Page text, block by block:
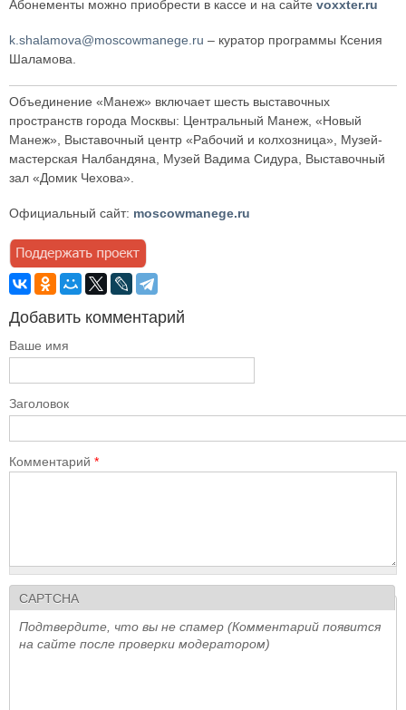
Абонементы можно приобрести в кассе и на сайте voxxter.ru
k.shalamova@moscowmanege.ru – куратор программы Ксения
Шаламова.
Объединение «Манеж» включает шесть выставочных
пространств города Москвы: Центральный Манеж, «Новый
Манеж», Выставочный центр «Рабочий и колхозница», Музей-
мастерская Налбандяна, Музей Вадима Сидура, Выставочный
зал «Домик Чехова».
Официальный сайт: moscowmanege.ru
Добавить комментарий
Ваше имя
Заголовок
Комментарий *
CAPTCHA
Подтвердите, что вы не спамер (Комментарий появится
на сайте после проверки модератором)